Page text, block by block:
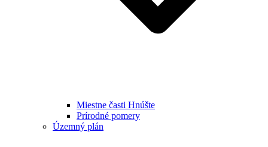
Miestne časti Hnúšte
Prírodné pomery
Územný plán